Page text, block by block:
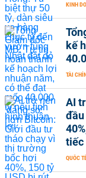
KINH
kế
TÀI
AI
tiếc
QUỐC